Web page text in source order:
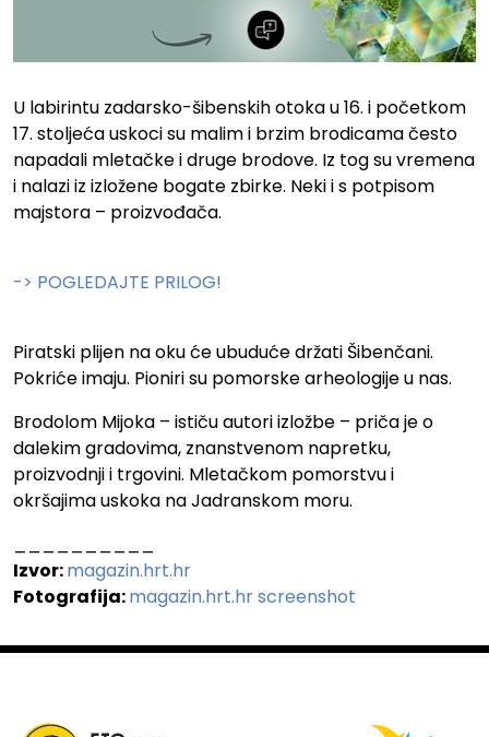
U labirintu zadarsko-šibenskih otoka u 16. i početkom
17. stoljeća uskoci su malim i brzim brodicama često
napadali mletačke i druge brodove. Iz tog su vremena
i nalazi iz izložene bogate zbirke. Neki i s potpisom
majstora – proizvođača.
-> POGLEDAJTE PRILOG!
Piratski plijen na oku će ubuduće držati Šibenčani.
Pokriće imaju. Pioniri su pomorske arheologije u nas.
Brodolom Mijoka – ističu autori izložbe – priča je o
dalekim gradovima, znanstvenom napretku,
proizvodnji i trgovini. Mletačkom pomorstvu i
okršajima uskoka na Jadranskom moru.
Izvor:magazin.hrt.hr
Fotografija:magazin.hrt.hr screenshot